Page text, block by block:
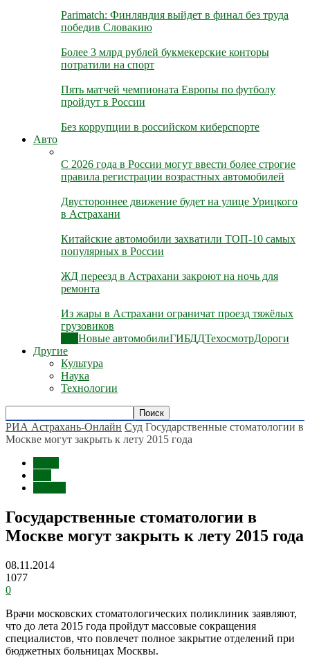
Parimatch: Финляндия выйдет в финал без труда
победив Словакию
Более 3 млрд рублей букмекерские конторы
потратили на спорт
Пять матчей чемпионата Европы по футболу
пройдут в России
Без коррупции в российском киберспорте
Авто
С 2026 года в России могут ввести более строгие
правила регистрации возрастных автомобилей
Двустороннее движение будет на улице Урицкого
в Астрахани
Китайские автомобили захватили ТОП-10 самых
популярных в России
ЖД переезд в Астрахани закроют на ночь для
ремонта
Из жары в Астрахани ограничат проезд тяжёлых
грузовиков
Новые автомобилиГИБДДТехосмотрДороги
Другие
Культура
Наука
Технологии
РИА Астрахань-Онлайн Суд Государственные стоматологии в
Москве могут закрыть к лету 2015 года
Государственные стоматологии в
Москве могут закрыть к лету 2015 года
08.11.2014
1077
0
Врачи московских стоматологических поликлиник заявляют,
что до лета 2015 года пройдут массовые сокращения
специалистов, что повлечет полное закрытие отделений при
бюджетных больницах Москвы.